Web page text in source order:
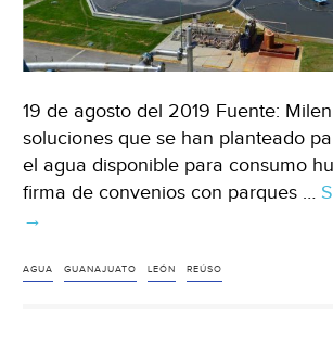
19 de agosto del 2019 Fuente:
soluciones que se han planteado
el agua disponible para consumo
firma de convenios con parques …
→
AGUA GUANAJUATO LEÓN REÚSO